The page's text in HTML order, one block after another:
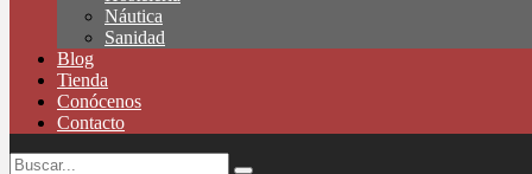
Náutica
Sanidad
Blog
Tienda
Conócenos
Contacto